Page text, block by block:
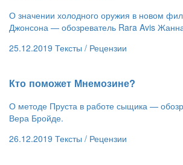
О значении холодного оружия в новом
Джонсона — обозреватель Rara Avis
25.12.2019 Тексты / Рецензии
​Кто поможет Мнемозине?
О методе Пруста в работе сыщика —
Вера Бройде.
26.12.2019 Тексты / Рецензии